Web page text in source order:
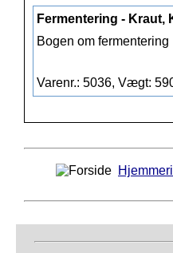
Fermentering -
Bogen om fermentering
Varenr.: 5036, Vægt: